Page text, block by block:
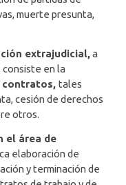
muerte presunta,
extrajudicial,a
consiste en la
contratos, tales
cesión de derechos
otros.
el área de
elaboración de
y terminación de